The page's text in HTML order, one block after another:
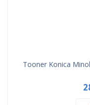
Tooner Konica